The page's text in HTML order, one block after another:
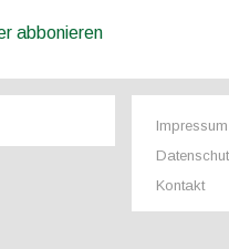
abbonieren
Impressum
Kontakt